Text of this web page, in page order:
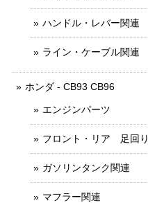
ハンドル・レバー関連
ライン・ケーブル関連
ホンダ - CB93 CB96
エンジンパーツ
フロント・リア 足回り
ガソリンタンク関連
マフラー関連